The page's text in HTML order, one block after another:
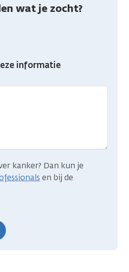
wat je zocht?
informatie
kanker? Dan kun je
en bij de